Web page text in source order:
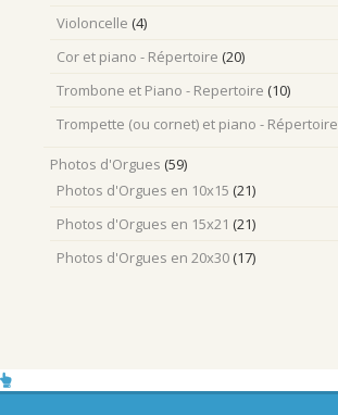
Violoncelle (4)
Cor et piano - Répertoire (20)
Trombone et Piano - Repertoire (10)
Trompette (ou cornet) et piano - Répertoire
Photos d'Orgues (59)
Photos d'Orgues en 10x15 (21)
Photos d'Orgues en 15x21 (21)
Photos d'Orgues en 20x30 (17)